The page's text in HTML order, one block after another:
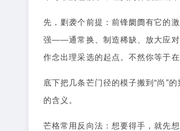
先，剿袭个前提：前锋阛阓有它的
强——通常换、制造稀缺、放大应对
作念出理采选的起点。不然你等于
底下把几条芒门径的模子搬到“尚”
的含义。
芒格常用反向法：想要得手，就先